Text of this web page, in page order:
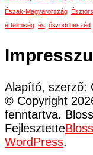
Észak-Magyarország
értelmiség és őszödi beszéd
Alapító, szerző:
© Copyright
fenntartva.
Fejlesztette
WordPress.